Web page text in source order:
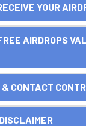
YOUR
AIRDROPS
CONTACT